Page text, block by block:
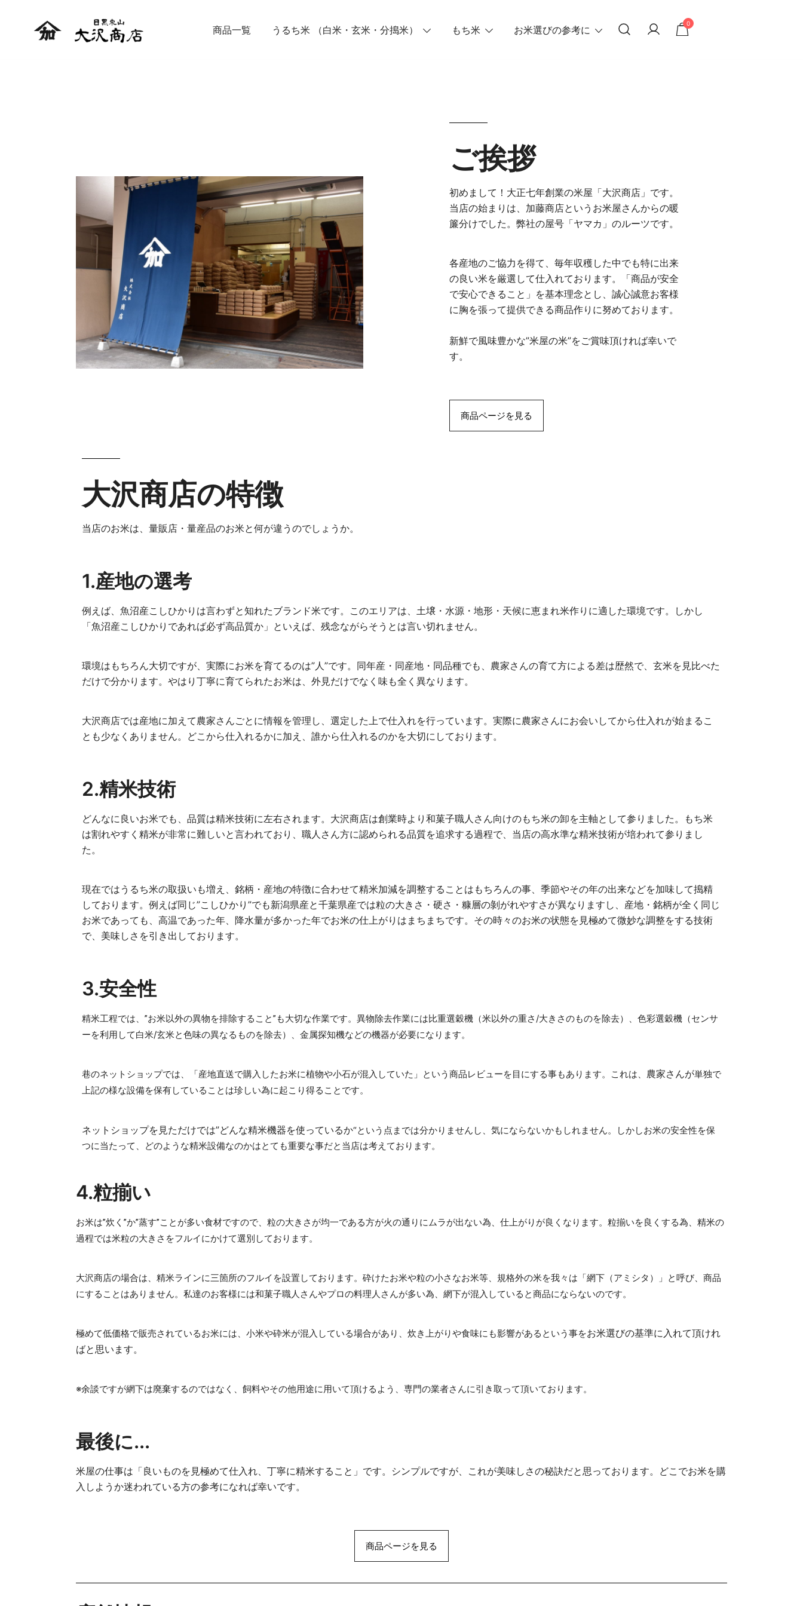
商品一覧 うるち米 （白米・玄米・分搗米） もち米 お米選びの参考に
0
ご挨拶
初めまして！大正七年創業の米屋「大沢商店」です。
当店の始まりは、加藤商店というお米屋さんからの暖
簾分けでした。弊社の屋号「ヤマカ」のルーツです。
各産地のご協力を得て、毎年収穫した中でも特に出来
の良い米を厳選して仕入れております。「商品が安全
で安心できること」を基本理念とし、誠心誠意お客様
に胸を張って提供できる商品作りに努めております。
新鮮で風味豊かな”米屋の米”をご賞味頂ければ幸いで
す。
商品ページを見る
大沢商店の特徴
当店のお米は、量販店・量産品のお米と何が違うのでしょうか。
1.産地の選考
例えば、魚沼産こしひかりは言わずと知れたブランド米です。このエリアは、土壌・水源・地形・天候に恵まれ米作りに適した環境です。しかし
「魚沼産こしひかりであれば必ず高品質か」といえば、残念ながらそうとは言い切れません。
環境はもちろん大切ですが、実際にお米を育てるのは”人”です。同年産・同産地・同品種でも、農家さんの育て方による差は歴然で、玄米を見比べた
だけで分かります。やはり丁寧に育てられたお米は、外見だけでなく味も全く異なります。
大沢商店では産地に加えて農家さんごとに情報を管理し、選定した上で仕入れを行っています。実際に農家さんにお会いしてから仕入れが始まるこ
とも少なくありません。どこから仕入れるかに加え、誰から仕入れるのかを大切にしております。
2.精米技術
どんなに良いお米でも、品質は精米技術に左右されます。大沢商店は創業時より和菓子職人さん向けのもち米の卸を主軸として参りました。もち米
は割れやすく精米が非常に難しいと言われており、職人さん方に認められる品質を追求する過程で、当店の高水準な精米技術が培われて参りまし
た。
現在ではうるち米の取扱いも増え、銘柄・産地の特徴に合わせて精米加減を調整することはもちろんの事、季節やその年の出来などを加味して搗精
しております。例えば同じ”こしひかり”でも新潟県産と千葉県産では粒の大きさ・硬さ・糠層の剝がれやすさが異なりますし、産地・銘柄が全く同じ
お米であっても、高温であった年、降水量が多かった年でお米の仕上がりはまちまちです。その時々のお米の状態を見極めて微妙な調整をする技術
で、美味しさを引き出しております。
3.安全性
精米工程では、”お米以外の異物を排除すること”も大切な作業です。 異物除去作業には比重選穀機（米以外の重さ/大きさのものを除去）、色彩選穀機（センサ
ーを利用して白米/玄米と色味の異なるものを除去）、金属探知機などの機器が必要になります。
巷のネットショップでは、 「産地直送で購入したお米に植物や小石が混入していた」という商品レビューを目にする事もあります。これは、 農家さんが単独で
上記の様な設備を保有していることは珍しい為に起こり得ることです。
ネットショップを見ただけでは”どんな精米機器を使っているか“という点までは分かりませんし、気にならないかもしれません。しかしお米の安全性を保
つに当たって、どのような精米設備なのかはとても重要な事だと当店は考えております。
4.粒揃い
お米は”炊く”か”蒸す”ことが多い食材ですので、粒の大きさが均一である方が火の通りにムラが出ない為、仕上がりが良くなります。 粒揃いを良くする為、精米の
過程では米粒の大きさをフルイにかけて選別しております。
大沢商店の場合は、精米ラインに三箇所のフルイを設置しております。 砕けたお米や粒の小さなお米等、規格外の米を我々は「網下（アミシタ）」と呼び、 商品
にすることはありません。私達のお客様には和菓子職人さんやプロの料理人さんが多い為、網下が混入していると商品にならないのです。
極めて低価格で販売されているお米には、 小米や砕米が混入している場合があり、炊き上がりや食味にも影響があるという事をお米選びの基準に入れて頂けれ
ばと思います。
※余談ですが網下は廃棄するのではなく、飼料やその他用途に用いて頂けるよう、専門の業者さんに引き取って頂いております。
最後に...
米屋の仕事は「良いものを見極めて仕入れ、丁寧に精米すること」です。シンプルですが、これが美味しさの秘訣だと思っております。どこでお米を購
入しようか迷われている方の参考になれば幸いです。
商品ページを見る